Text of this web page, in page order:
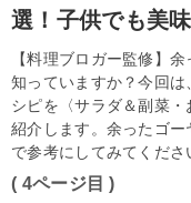
選！子供でも美
【料理ブロガー監修】
知っていますか？今回
シピを〈サラダ＆副菜
紹介します。余ったゴ
で参考にしてみてくださ
( 4ページ目 )